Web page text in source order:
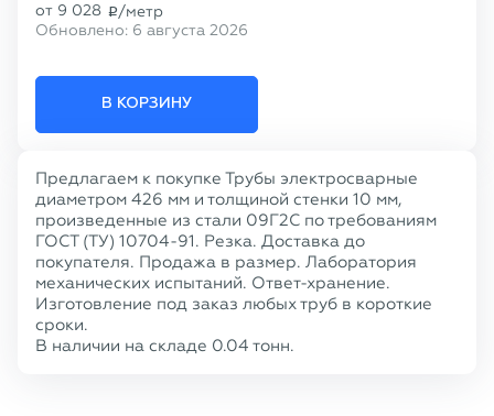
от 9 028 p /метр
Обновлено: 6 августа 2026
В КОРЗИНУ
Предлагаем к покупке Трубы электросварные
диаметром 426 мм и толщиной стенки 10 мм,
произведенные из стали 09Г2С по требованиям
ГОСТ (ТУ) 10704-91. Резка. Доставка до
покупателя. Продажа в размер. Лаборатория
механических испытаний. Ответ-хранение.
Изготовление под заказ любых труб в короткие
сроки.
В наличии на складе 0.04 тонн.